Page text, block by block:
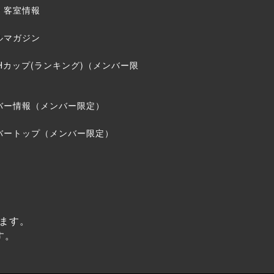
客室情報
マガジン
カップ(ランキング)（メンバー限
ー情報（メンバー限定）
ートップ（メンバー限定）
。